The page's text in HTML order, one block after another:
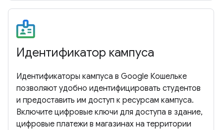
Идентификатор кампуса
Идентификаторы кампуса в Google Кошельке
позволяют удобно идентифицировать студентов
и предоставить им доступ к ресурсам кампуса.
Включите цифровые ключи для доступа в здание,
цифровые платежи в магазинах на территории